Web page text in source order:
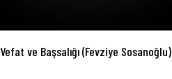
Vefat ve Başsalığı (Fevziye Sosanoğlu)